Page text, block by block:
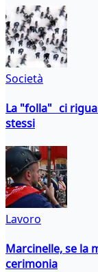
Società
La "folla" ci
stessi
Lavoro
Marcinelle, se la
cerimonia